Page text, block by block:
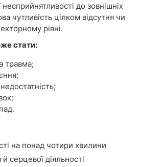
несприйнятливості до зовнішніх
чутливість цілком відсутня чи
рівні.
стати:
травма;
на понад чотири хвилини
серцевої діяльності